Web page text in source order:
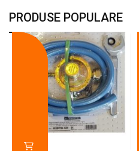
PRODUSE POPULARE